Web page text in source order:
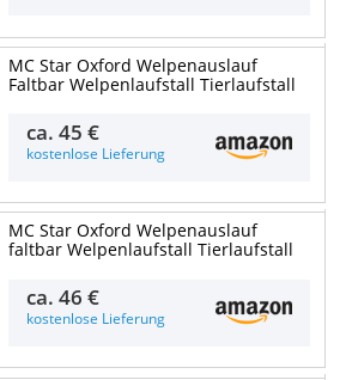
MC Star Oxford Welpenauslauf
Faltbar Welpenlaufstall Tierlaufstall
ca.45 €
kostenlose Lieferung
MC Star Oxford Welpenauslauf
faltbar Welpenlaufstall Tierlaufstall
ca.46 €
kostenlose Lieferung